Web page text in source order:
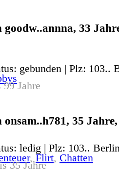
33
gebunden | Plz: 103..
99 Jahre
35
ledig | Plz: 103..
, Flirt, Chatten
35 Jahre